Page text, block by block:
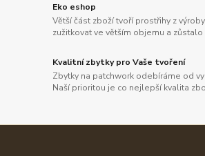
Eko eshop
Větší část zboží tvoří prostřihy z
zužitkovat ve větším objemu a zůstalo
Kvalitní zbytky pro Vaše tvoření
Zbytky na patchwork odebíráme od
Naší prioritou je co nejlepší kvalita